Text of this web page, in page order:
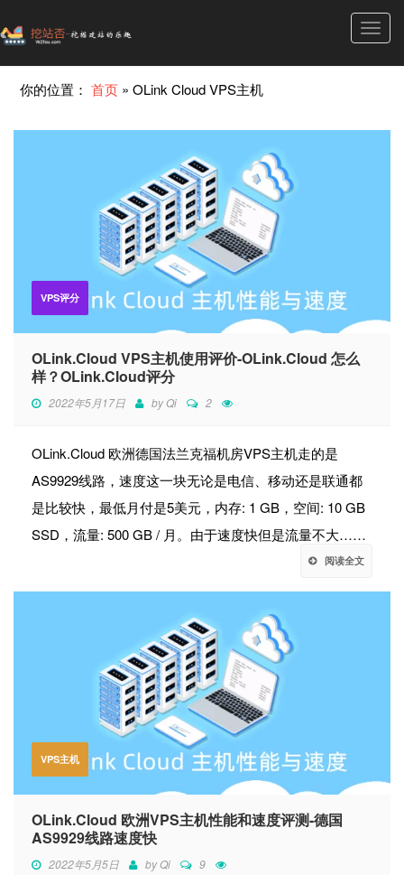
你的位置：首页 »OLink Cloud VPS主机
VPS评分
OLink.Cloud VPS主机使用评价-OLink.Cloud 怎么
样？OLink.Cloud评分
2022年5月17日 byQi 2
OLink.Cloud 欧洲德国法兰克福机房VPS主机走的是
AS9929线路，速度这一块无论是电信、移动还是联通都
是比较快，最低月付是5美元，内存: 1 GB，空间: 10 GB
SSD，流量: 500 GB / 月。由于速度快但是流量不大……
阅读全文
VPS主机
OLink.Cloud 欧洲VPS主机性能和速度评测-德国
AS9929线路速度快
2022年5月5日 byQi 9